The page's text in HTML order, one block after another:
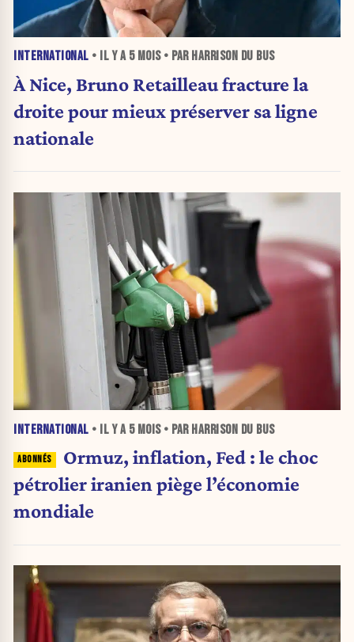
INTERNATIONAL • IL Y A 5 MOIS• PAR HARRISON DU BUS
À Nice, Bruno Retailleau fracture la
droite pour mieux préserver sa ligne
nationale
INTERNATIONAL • IL Y A 5 MOIS• PAR HARRISON DU BUS
Ormuz, inflation, Fed : le choc
pétrolier iranien piège l’économie
mondiale